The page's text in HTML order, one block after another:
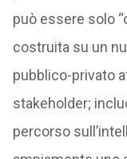
può essere solo
costruita su un
pubblico-privato
stakeholder;
percorso